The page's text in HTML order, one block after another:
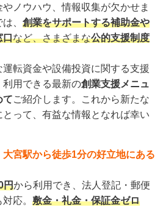
ノウハウ、情報収集が欠かせま
、 創業をサポートする補助金や
口など、さまざまな公的支援制度
転資金や設備投資に関する支援
用できる最新の創業支援メニュ
てご紹介します。これから新たな
って、有益な情報となれば幸い
大宮駅から徒歩1分の好立地にある
円から利用でき、法人登記・郵便
応。 敷金・礼金・保証金ゼロ